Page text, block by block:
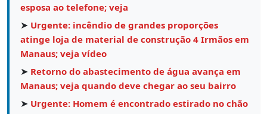
esposa ao telefone; veja
➤ Urgente: incêndio de grandes proporções
atinge loja de material de construção 4 Irmãos em
Manaus; veja vídeo
➤ Retorno do abastecimento de água avança em
Manaus; veja quando deve chegar ao seu bairro
➤ Urgente: Homem é encontrado estirado no chão